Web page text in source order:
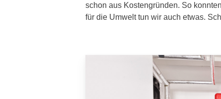
schon aus Kostengründen. So
für die Umwelt tun wir auch etwas.